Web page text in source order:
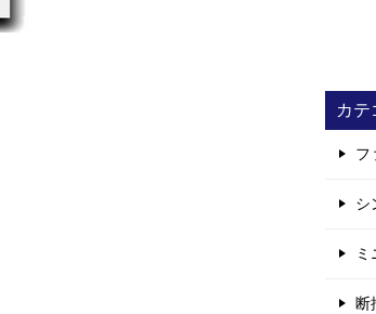
カテ
フ
シ
ミ
断